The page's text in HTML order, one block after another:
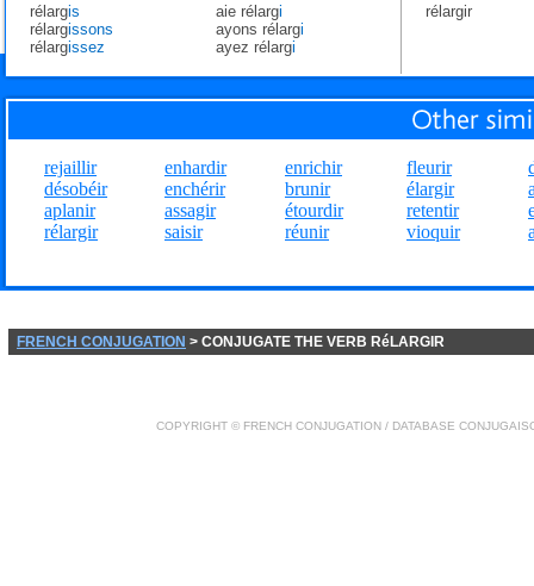
rélargis
rélargissons
rélargissez
aie rélargi
ayons rélargi
ayez rélargi
rélargir
rejaillir
désobéir
aplanir
rélargir
enhardir
enchérir
assagir
saisir
enrichir
brunir
étourdir
réunir
fleurir
élargir
retentir
vioquir
FRENCH CONJUGATION > CONJUGATE THE VERB RéLARGIR
COPYRIGHT © FRENCH CONJUGATION / DATABASE